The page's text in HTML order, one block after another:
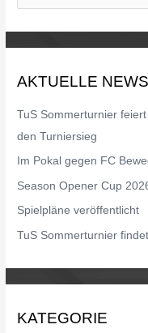
e
h
:
AKTUELLE NEWS
TuS Sommerturnier
den Turniersieg
Im Pokal gegen FC
Season Opener Cup
Spielpläne veröffentlicht
TuS Sommerturnier
KATEGORIE